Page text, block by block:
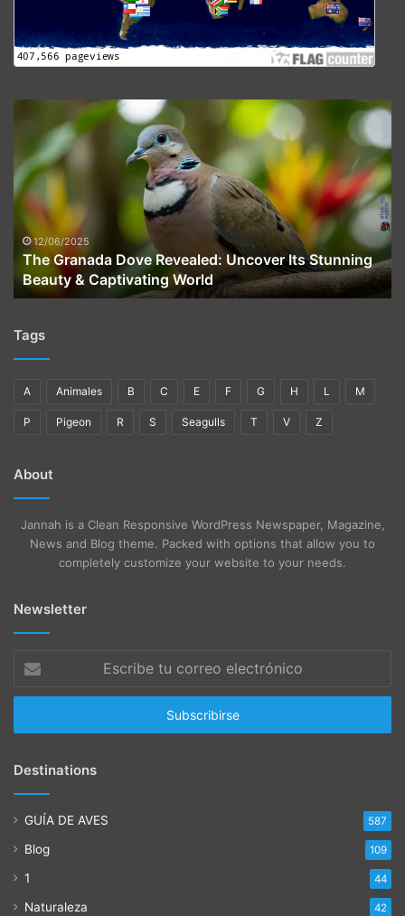
Granada
Dove
Revealed:
Uncover
Its
Stunning
Beauty
Captivating
World
12/06/2025
The Granada Dove Revealed: Uncover Its Stunning
Beauty & Captivating World
Tags
A Animales B C E F G H L M
P Pigeon R S Seagulls T V Z
About
Jannah is a Clean Responsive WordPress Newspaper, Magazine,
News and Blog theme. Packed with options that allow you to
completely customize your website to your needs.
Newsletter
Escribe
tu
correo
Destinations
GUÍA DE AVES 587
Blog 109
1 44
Naturaleza 42